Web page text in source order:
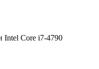
Intel Core i7-4790